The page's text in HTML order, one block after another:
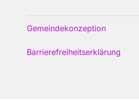
Gemeindekonzeption
Barrierefreiheitserklärung